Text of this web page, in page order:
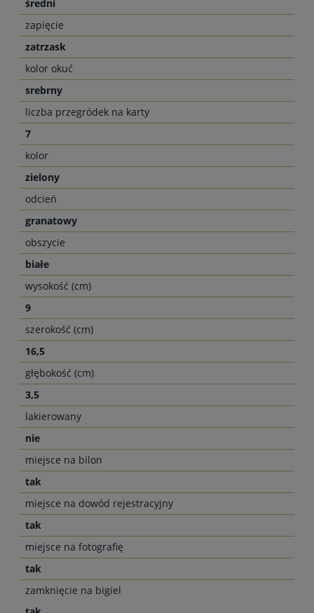
średni
zapięcie
zatrzask
kolor okuć
srebrny
liczba przegródek na karty
7
kolor
zielony
odcień
granatowy
obszycie
białe
wysokość (cm)
9
szerokość (cm)
16,5
głębokość (cm)
3,5
lakierowany
nie
miejsce na bilon
tak
miejsce na dowód rejestracyjny
tak
miejsce na fotografię
tak
zamknięcie na bigiel